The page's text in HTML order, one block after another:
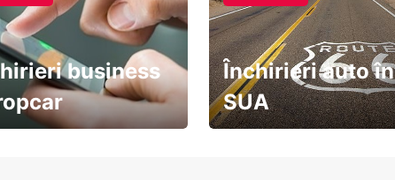
business
Închirieri auto în
SUA